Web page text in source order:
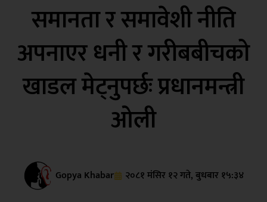
समानता र समावेशी नीति
अपनाएर धनी र गरीबबीचको
खाडल मेट्नुपर्छः प्रधानमन्त्री
ओली
Gopya Khabar २०८१ मंसिर १२ गते, बुधबार १५:३४